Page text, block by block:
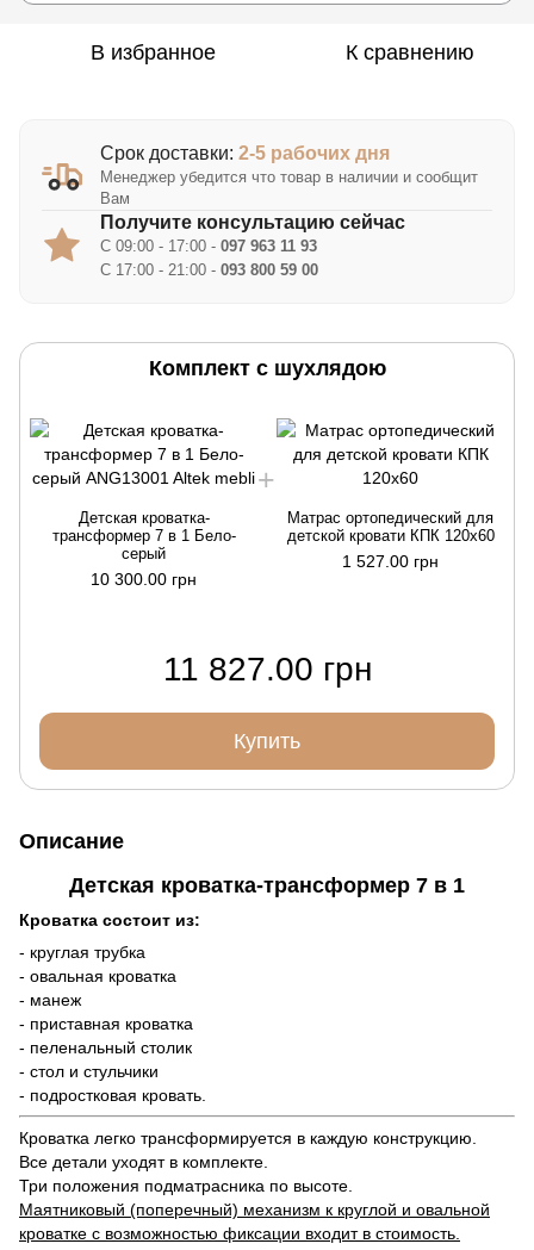
В избранное К сравнению
Срок доставки: 2-5 рабочих дня
Менеджер убедится что товар в наличии и сообщит
Вам
Получите консультацию сейчас
С 09:00 - 17:00 - 097 963 11 93
С 17:00 - 21:00 - 093 800 59 00
Комплект с шухлядою
Детская кроватка-
трансформер 7 в 1 Бело-
серый
10 300.00 грн
Матрас ортопедический для
детской кровати КПК 120х60
1 527.00 грн
11 827.00 грн
Купить
Описание
Детская кроватка-трансформер 7 в 1
Кроватка состоит из:
- круглая трубка
- овальная кроватка
- манеж
- приставная кроватка
- пеленальный столик
- стол и стульчики
- подростковая кровать.
Кроватка легко трансформируется в каждую конструкцию.
Все детали уходят в комплекте.
Три положения подматрасника по высоте.
Маятниковый (поперечный) механизм к круглой и овальной
кроватке с возможностью фиксации входит в стоимость.